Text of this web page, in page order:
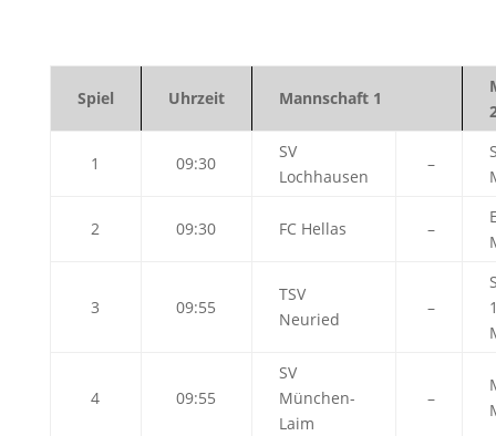
Spiel Uhrzeit Mannschaft 1
1 09:30
SV
Lochhausen
–
2 09:30 FC Hellas –
3 09:55
TSV
Neuried
–
4 09:55
SV
München-
Laim
–